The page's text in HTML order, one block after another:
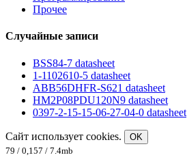
Прочее
Случайные записи
BSS84-7 datasheet
1-1102610-5 datasheet
ABB56DHFR-S621 datasheet
HM2P08PDU120N9 datasheet
0397-2-15-15-06-27-04-0 datasheet
Сайт использует cookies.
OK
79 / 0,157 / 7.4mb